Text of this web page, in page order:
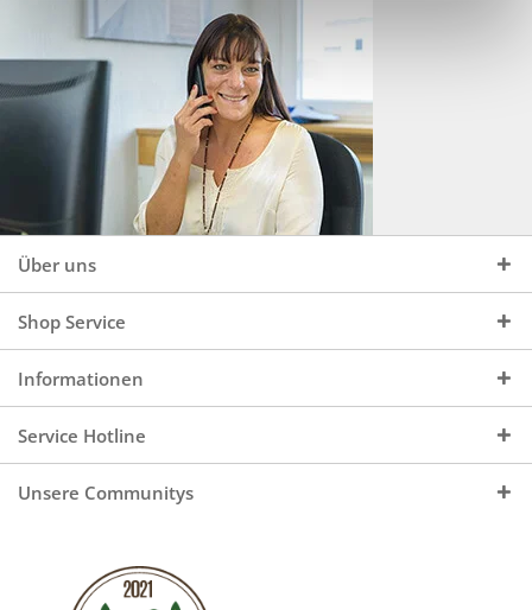
Über uns
Shop Service
Informationen
Service Hotline
Unsere Communitys